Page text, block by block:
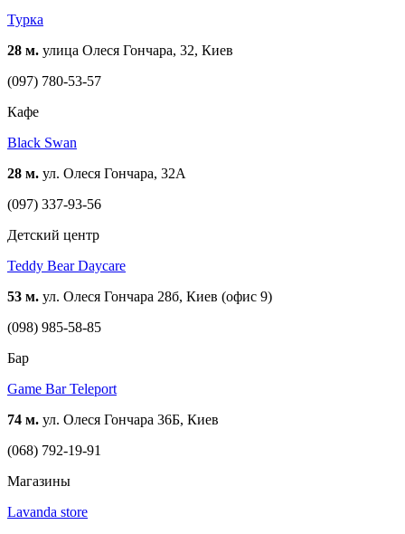
Турка
28 м. улица Олеся Гончара, 32, Киев
(097) 780-53-57
Кафе
Black Swan
28 м. ул. Олеся Гончара, 32А
(097) 337-93-56
Детский центр
Teddy Bear Daycare
53 м. ул. Олеся Гончара 28б, Киев (офис 9)
(098) 985-58-85
Бар
Game Bar Teleport
74 м. ул. Олеся Гончара 36Б, Киев
(068) 792-19-91
Магазины
Lavanda store